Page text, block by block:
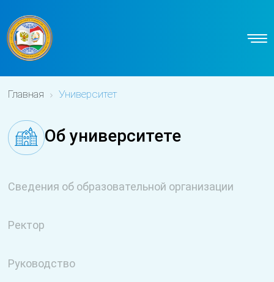
Главная Университет
Об университете
Сведения об образовательной организации
Ректор
Руководство